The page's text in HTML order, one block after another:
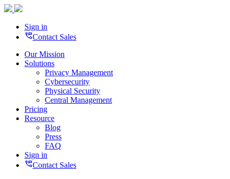
Sign in
perm_phone_msgContact Sales
Our Mission
Solutions
Privacy Management
Cybersecurity
Physical Security
Central Management
Pricing
Resource
Blog
Press
FAQ
Sign in
perm_phone_msgContact Sales